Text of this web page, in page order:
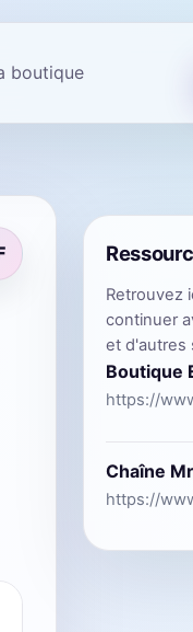
boutique
Retrouvez
continuer
et d'autres
Boutique
https://
Chaîne
https://